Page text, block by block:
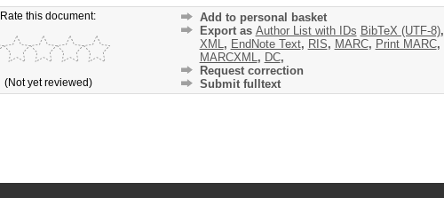
Rate this document:
(Not yet reviewed)
Add to personal basket
Export as Author List with IDs BibTeX (UTF-8),
XML , EndNote Text, RIS, MARC, Print MARC,
MARCXML , DC,
Request correction
Submit fulltext